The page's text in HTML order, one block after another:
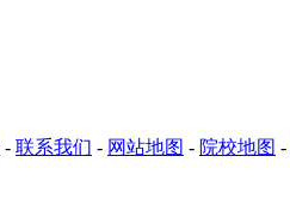
- 联系我们 - 网站地图 - 院校地图 -